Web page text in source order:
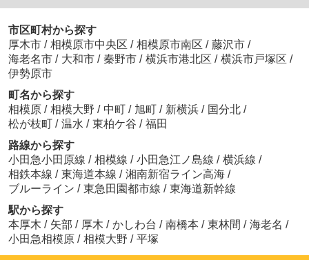
市区町村から探す
厚木市 / 相模原市中央区 / 相模原市南区 / 藤沢市 /
海老名市 / 大和市 / 秦野市 / 横浜市港北区 / 横浜市戸塚区 /
伊勢原市
町名から探す
相模原 / 相模大野 / 中町 / 旭町 / 新横浜 / 国分北 /
松が枝町 / 温水 / 東柏ケ谷 / 福田
路線から探す
小田急小田原線 / 相模線 / 小田急江ノ島線 / 横浜線 /
相鉄本線 / 東海道本線 / 湘南新宿ライン高海 /
ブルーライン / 東急田園都市線 / 東海道新幹線
駅から探す
本厚木 / 矢部 / 厚木 / かしわ台 / 南橋本 / 東林間 / 海老名 /
小田急相模原 / 相模大野 / 平塚